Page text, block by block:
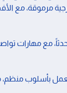
مرموقة، مع
وتحدثاً، مع مهارات
بأسلوب منظم،